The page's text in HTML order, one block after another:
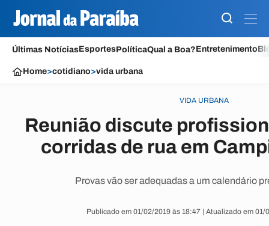
Últimas NotíciasEsportesPolíticaQual a Boa?Entretenimento
Home>cotidiano>vida urbana
VIDA URBANA
Reunião discute
corridas de rua em
Provas vão ser adequadas a um calendário
Publicado em 01/02/2019 às 18:47 | Atualizado em 01/